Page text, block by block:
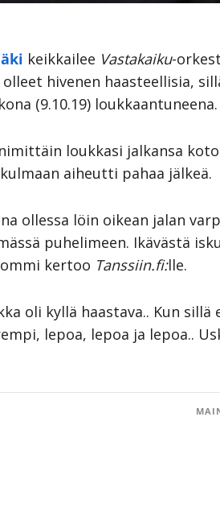
keikkailee Vastakaiku-
hivenen haasteellisia,
(9.10.19) loukkaantuneena.
loukkasi jalkansa
aiheutti pahaa jälkeä.
ollessa löin oikean jalan
puhelimeen. Ikävästä
kertoo Tanssiin.fi:lle.
oli kyllä haastava.. Kun
lepoa, lepoa ja lepoa..